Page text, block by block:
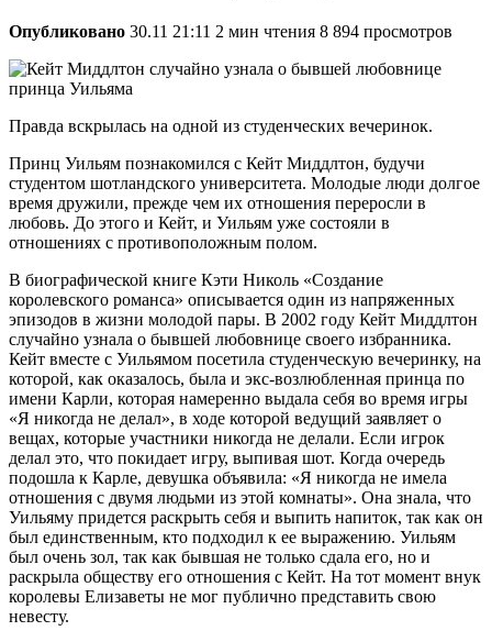
Опубликовано 30.11 21:11 2 мин чтения 8 894 просмотров
Правда вскрылась на одной из студенческих вечеринок.
Принц Уильям познакомился с Кейт Миддлтон, будучи
студентом шотландского университета. Молодые люди долгое
время дружили, прежде чем их отношения переросли в
любовь. До этого и Кейт, и Уильям уже состояли в
отношениях с противоположным полом.
В биографической книге Кэти Николь «Создание
королевского романса» описывается один из напряженных
эпизодов в жизни молодой пары. В 2002 году Кейт Миддлтон
случайно узнала о бывшей любовнице своего избранника.
Кейт вместе с Уильямом посетила студенческую вечеринку, на
которой, как оказалось, была и экс-возлюбленная принца по
имени Карли, которая намеренно выдала себя во время игры
«Я никогда не делал», в ходе которой ведущий заявляет о
вещах, которые участники никогда не делали. Если игрок
делал это, что покидает игру, выпивая шот. Когда очередь
подошла к Карле, девушка объявила: «Я никогда не имела
отношения с двумя людьми из этой комнаты». Она знала, что
Уильяму придется раскрыть себя и выпить напиток, так как он
был единственным, кто подходил к ее выражению. Уильям
был очень зол, так как бывшая не только сдала его, но и
раскрыла обществу его отношения с Кейт. На тот момент внук
королевы Елизаветы не мог публично представить свою
невесту.